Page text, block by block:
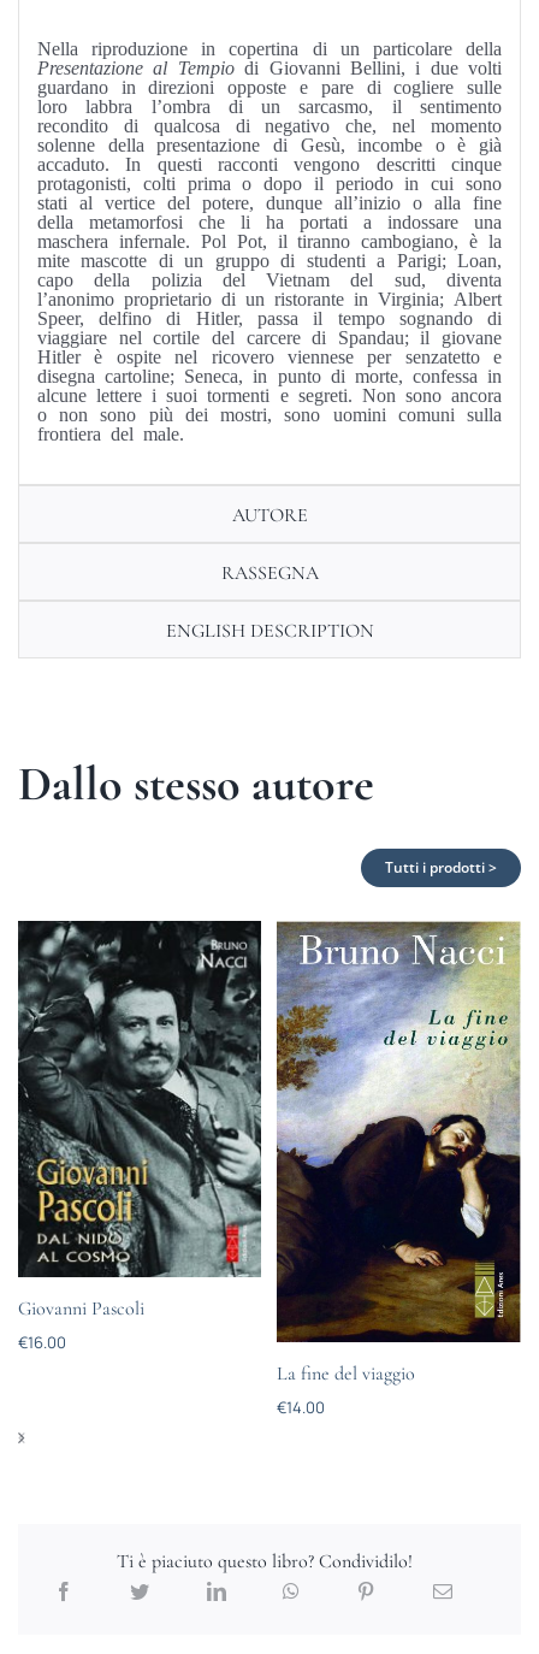
Nella riproduzione in copertina di un particolare della
Presentazione al Tempiodi Giovanni Bellini, i due volti
guardano in direzioni opposte e pare di cogliere sulle
loro labbra l’ombra di un sarcasmo, il sentimento
recondito di qualcosa di negativo che, nel momento
solenne della presentazione di Gesù, incombe o è già
accaduto. In questi racconti vengono descritti cinque
protagonisti, colti prima o dopo il periodo in cui sono
stati al vertice del potere, dunque all’inizio o alla fine
della metamorfosi che li ha portati a indossare una
maschera infernale. Pol Pot, il tiranno cambogiano, è la
mite mascotte di un gruppo di studenti a Parigi; Loan,
capo della polizia del Vietnam del sud, diventa
l’anonimo proprietario di un ristorante in Virginia; Albert
Speer, delfino di Hitler, passa il tempo sognando di
viaggiare nel cortile del carcere di Spandau; il giovane
Hitler è ospite nel ricovero viennese per senzatetto e
disegna cartoline; Seneca, in punto di morte, confessa in
alcune lettere i suoi tormenti e segreti. Non sono ancora
o non sono più dei mostri, sono uomini comuni sulla
frontiera del male.
AUTORE
RASSEGNA
ENGLISH DESCRIPTION
Dallo stesso autore
Tutti i prodotti >
Giovanni Pascoli
€16.00
La fine del viaggio
€14.00
Ti è piaciuto questo libro? Condividilo!